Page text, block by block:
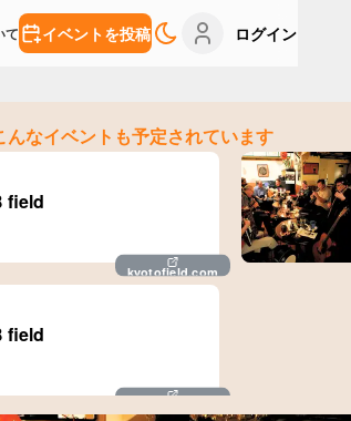
て イベントを投稿 ログイン
んなイベントも予定されています
field
kyotofield.com
field